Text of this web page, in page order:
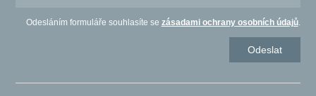
Odesláním formuláře souhlasíte se zásadami ochrany osobních údajů.